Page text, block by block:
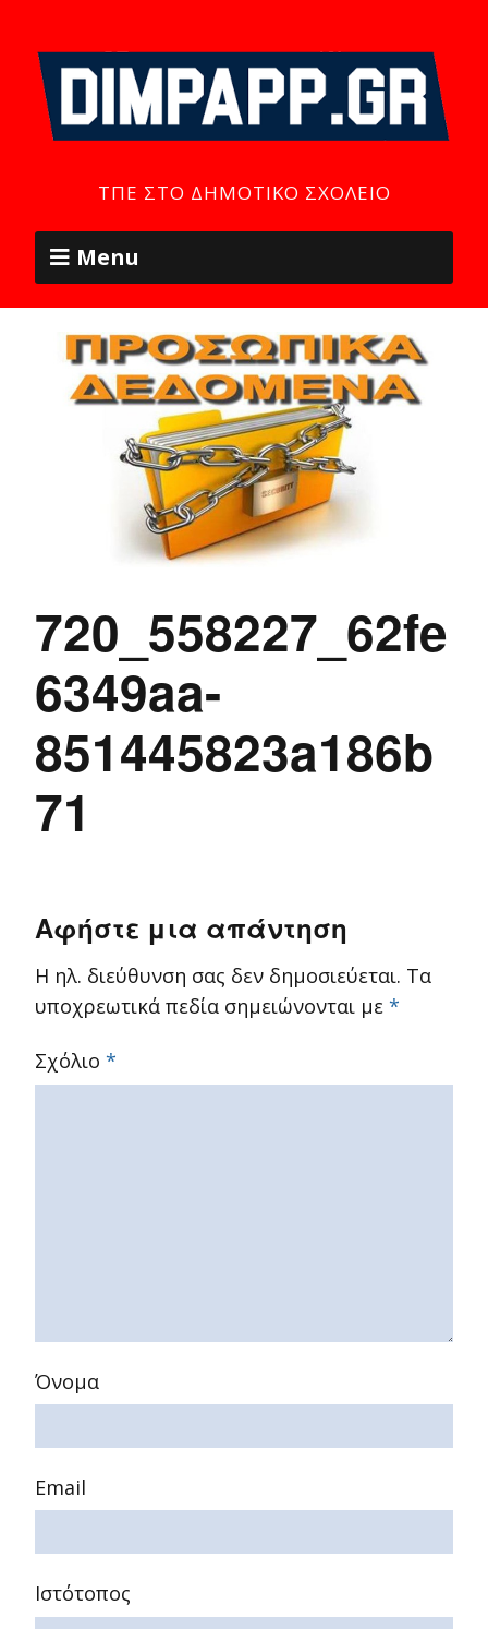
ΤΠΕ ΣΤΟ ΔΗΜΟΤΙΚΌ ΣΧΟΛΕΊΟ
Menu
720_558227_62fe
6349aa-
851445823a186b
71
Αφήστε μια απάντηση
Η ηλ. διεύθυνση σας δεν δημοσιεύεται. Τα
υποχρεωτικά πεδία σημειώνονται με *
Σχόλιο *
Όνομα
Email
Ιστότοπος